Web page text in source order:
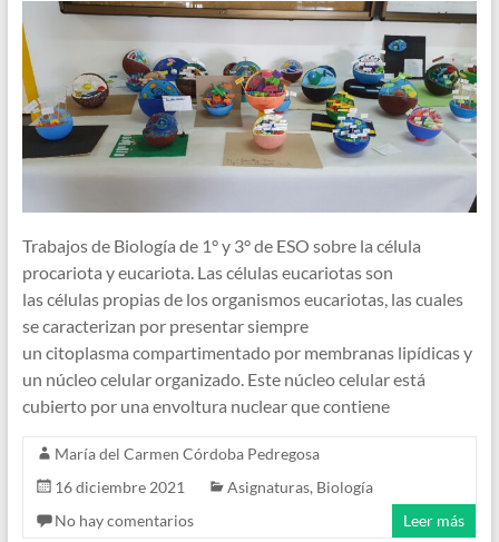
Trabajos de Biología de 1° y 3° de ESO sobre la célula
procariota y eucariota. Las células eucariotas son
las células propias de los organismos eucariotas, las cuales
se caracterizan por presentar siempre
un citoplasma compartimentado por membranas lipídicas y
un núcleo celular organizado. Este núcleo celular está
cubierto por una envoltura nuclear que contiene
María del Carmen Córdoba Pedregosa
16 diciembre 2021
Asignaturas, Biología
No hay comentarios
Leer más